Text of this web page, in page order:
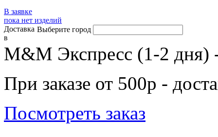
В заявке
пока нет изделий
Доставка
в
Выберите город
М&М Экспресс (1-2 дня)
При заказе от 500р -
Посмотреть заказ